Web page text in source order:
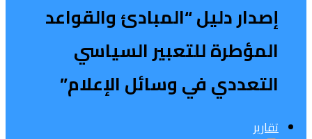
إصدار دليل “المبادئ والقواعد
المؤطرة للتعبير السياسي
التعددي في وسائل الإعلام”
تقارير